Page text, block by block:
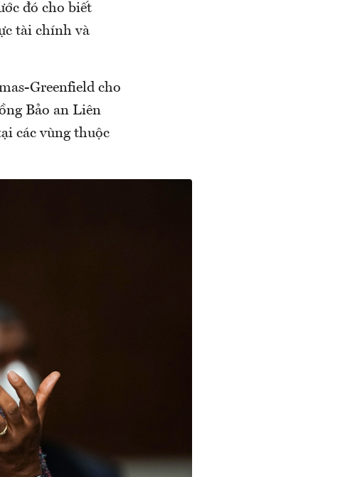
đó cho biết
tài chính và
Greenfield cho
Bảo an Liên
các vùng thuộc